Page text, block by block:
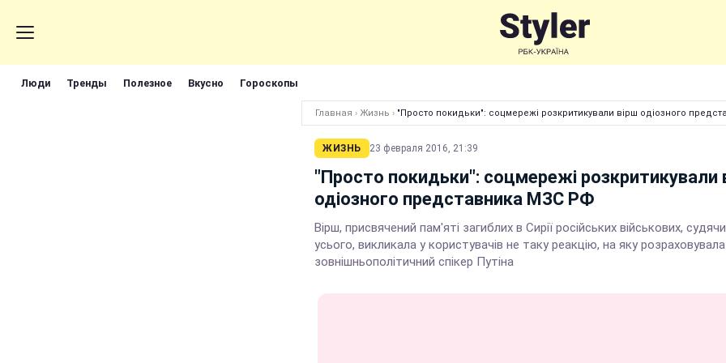
Люди Тренды Полезное Вкусно Гороскопы
Главная › Жизнь › "Просто покидьки": соцмережі розкритикували вірш одіозного
ЖИЗНЬ 23 февраля 2016, 21:39
"Просто покидьки": соцмережі розкритикували
одіозного представника МЗС РФ
Вірш, присвячений пам'яті загиблих в Сирії російських військових,
усього, викликала у користувачів не таку реакцію, на яку розраховувала
зовнішньополітичний спікер Путіна